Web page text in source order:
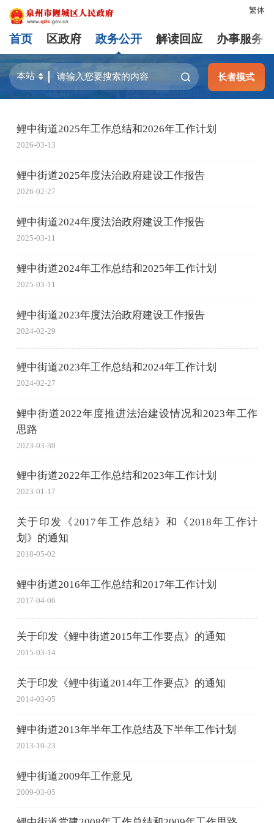
繁体
首页 区政府 政务公开 解读回应 办事服务
长者模式
鲤中街道2025年工作总结和2026年工作计划
2026-03-13
鲤中街道2025年度法治政府建设工作报告
2026-02-27
鲤中街道2024年度法治政府建设工作报告
2025-03-11
鲤中街道2024年工作总结和2025年工作计划
2025-03-11
鲤中街道2023年度法治政府建设工作报告
2024-02-29
鲤中街道2023年工作总结和2024年工作计划
2024-02-27
鲤中街道2022年度推进法治建设情况和2023年工作
思路
2023-03-30
鲤中街道2022年工作总结和2023年工作计划
2023-01-17
关于印发《2017年工作总结》和《2018年工作计
划》的通知
2018-05-02
鲤中街道2016年工作总结和2017年工作计划
2017-04-06
关于印发《鲤中街道2015年工作要点》的通知
2015-03-14
关于印发《鲤中街道2014年工作要点》的通知
2014-03-05
鲤中街道2013年半年工作总结及下半年工作计划
2013-10-23
鲤中街道2009年工作意见
2009-03-05